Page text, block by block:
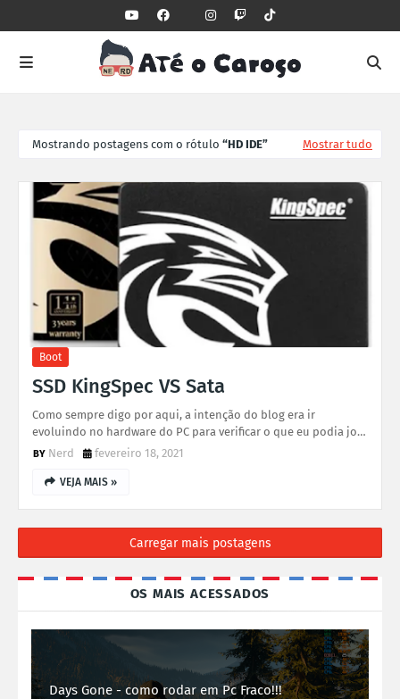
Mostrando postagens com o rótulo HD IDE Mostrar tudo
Boot
SSD KingSpec VS Sata
Como sempre digo por aqui, a intenção do blog era ir
evoluindo no hardware do PC para verificar o que eu podia jo…
Nerd
fevereiro 18, 2021
VEJA MAIS »
Carregar mais postagens
OS MAIS ACESSADOS
Days Gone - como rodar em Pc Fraco!!!